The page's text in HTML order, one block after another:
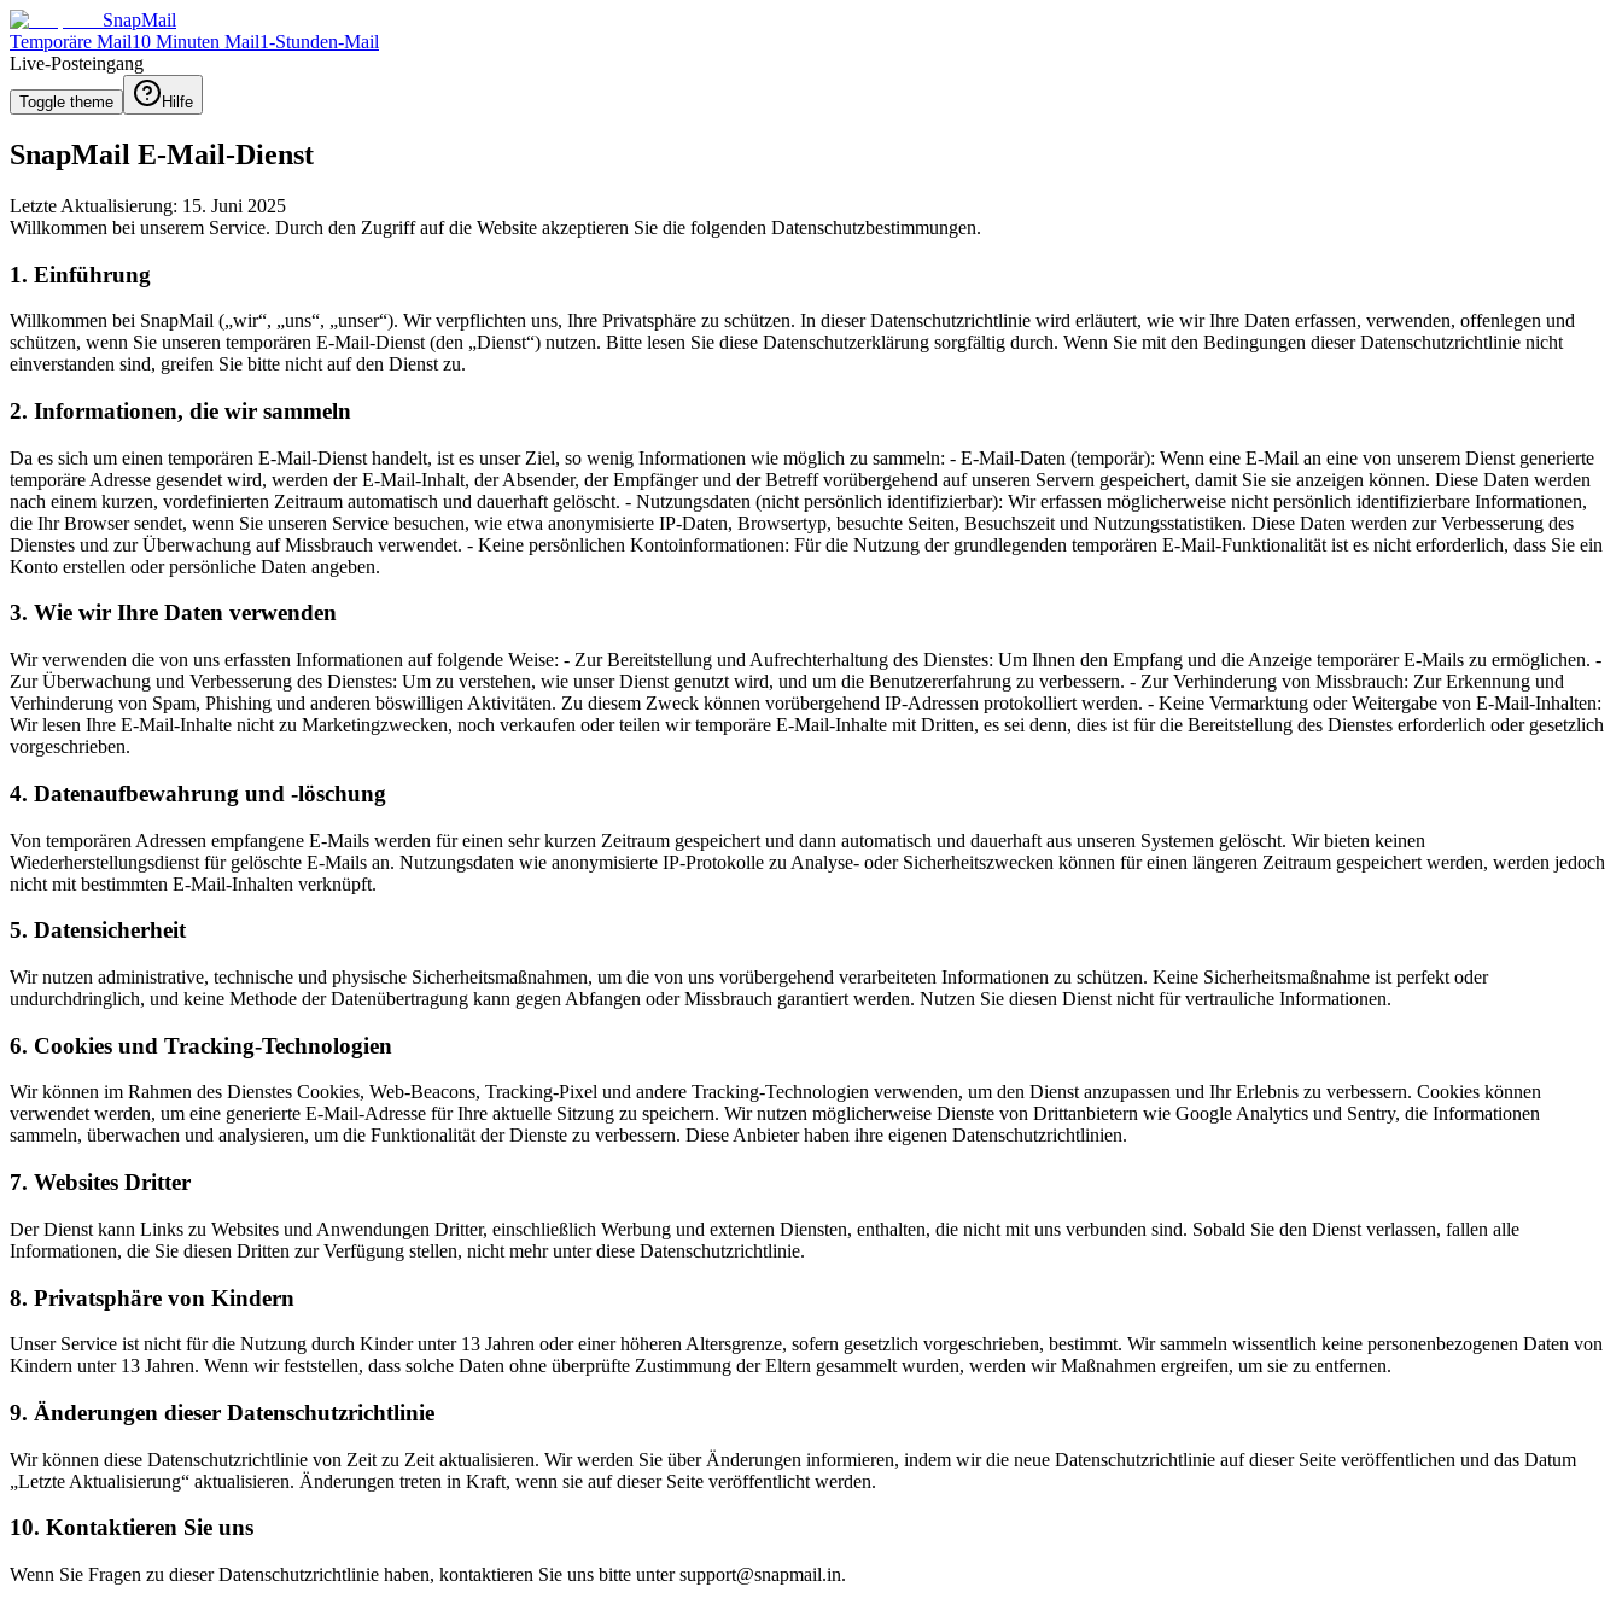
SnapMail
Temporäre Mail10 Minuten Mail1-Stunden-Mail
Live-Posteingang
Toggle theme Hilfe
SnapMail E-Mail-Dienst
Letzte Aktualisierung: 15. Juni 2025
Willkommen bei unserem Service. Durch den Zugriff auf die Website akzeptieren Sie die folgenden Datenschutzbestimmungen.
1. Einführung
Willkommen bei SnapMail („wir“, „uns“, „unser“). Wir verpflichten uns, Ihre Privatsphäre zu schützen. In dieser Datenschutzrichtlinie wird erläutert, wie wir Ihre Daten erfassen, verwenden, offenlegen und
schützen, wenn Sie unseren temporären E-Mail-Dienst (den „Dienst“) nutzen. Bitte lesen Sie diese Datenschutzerklärung sorgfältig durch. Wenn Sie mit den Bedingungen dieser Datenschutzrichtlinie nicht
einverstanden sind, greifen Sie bitte nicht auf den Dienst zu.
2. Informationen, die wir sammeln
Da es sich um einen temporären E-Mail-Dienst handelt, ist es unser Ziel, so wenig Informationen wie möglich zu sammeln: - E-Mail-Daten (temporär): Wenn eine E-Mail an eine von unserem Dienst generierte
temporäre Adresse gesendet wird, werden der E-Mail-Inhalt, der Absender, der Empfänger und der Betreff vorübergehend auf unseren Servern gespeichert, damit Sie sie anzeigen können. Diese Daten werden
nach einem kurzen, vordefinierten Zeitraum automatisch und dauerhaft gelöscht. - Nutzungsdaten (nicht persönlich identifizierbar): Wir erfassen möglicherweise nicht persönlich identifizierbare Informationen,
die Ihr Browser sendet, wenn Sie unseren Service besuchen, wie etwa anonymisierte IP-Daten, Browsertyp, besuchte Seiten, Besuchszeit und Nutzungsstatistiken. Diese Daten werden zur Verbesserung des
Dienstes und zur Überwachung auf Missbrauch verwendet. - Keine persönlichen Kontoinformationen: Für die Nutzung der grundlegenden temporären E-Mail-Funktionalität ist es nicht erforderlich, dass Sie ein
Konto erstellen oder persönliche Daten angeben.
3. Wie wir Ihre Daten verwenden
Wir verwenden die von uns erfassten Informationen auf folgende Weise: - Zur Bereitstellung und Aufrechterhaltung des Dienstes: Um Ihnen den Empfang und die Anzeige temporärer E-Mails zu ermöglichen. -
Zur Überwachung und Verbesserung des Dienstes: Um zu verstehen, wie unser Dienst genutzt wird, und um die Benutzererfahrung zu verbessern. - Zur Verhinderung von Missbrauch: Zur Erkennung und
Verhinderung von Spam, Phishing und anderen böswilligen Aktivitäten. Zu diesem Zweck können vorübergehend IP-Adressen protokolliert werden. - Keine Vermarktung oder Weitergabe von E-Mail-Inhalten:
Wir lesen Ihre E-Mail-Inhalte nicht zu Marketingzwecken, noch verkaufen oder teilen wir temporäre E-Mail-Inhalte mit Dritten, es sei denn, dies ist für die Bereitstellung des Dienstes erforderlich oder gesetzlich
vorgeschrieben.
4. Datenaufbewahrung und -löschung
Von temporären Adressen empfangene E-Mails werden für einen sehr kurzen Zeitraum gespeichert und dann automatisch und dauerhaft aus unseren Systemen gelöscht. Wir bieten keinen
Wiederherstellungsdienst für gelöschte E-Mails an. Nutzungsdaten wie anonymisierte IP-Protokolle zu Analyse- oder Sicherheitszwecken können für einen längeren Zeitraum gespeichert werden, werden jedoch
nicht mit bestimmten E-Mail-Inhalten verknüpft.
5. Datensicherheit
Wir nutzen administrative, technische und physische Sicherheitsmaßnahmen, um die von uns vorübergehend verarbeiteten Informationen zu schützen. Keine Sicherheitsmaßnahme ist perfekt oder
undurchdringlich, und keine Methode der Datenübertragung kann gegen Abfangen oder Missbrauch garantiert werden. Nutzen Sie diesen Dienst nicht für vertrauliche Informationen.
6. Cookies und Tracking-Technologien
Wir können im Rahmen des Dienstes Cookies, Web-Beacons, Tracking-Pixel und andere Tracking-Technologien verwenden, um den Dienst anzupassen und Ihr Erlebnis zu verbessern. Cookies können
verwendet werden, um eine generierte E-Mail-Adresse für Ihre aktuelle Sitzung zu speichern. Wir nutzen möglicherweise Dienste von Drittanbietern wie Google Analytics und Sentry, die Informationen
sammeln, überwachen und analysieren, um die Funktionalität der Dienste zu verbessern. Diese Anbieter haben ihre eigenen Datenschutzrichtlinien.
7. Websites Dritter
Der Dienst kann Links zu Websites und Anwendungen Dritter, einschließlich Werbung und externen Diensten, enthalten, die nicht mit uns verbunden sind. Sobald Sie den Dienst verlassen, fallen alle
Informationen, die Sie diesen Dritten zur Verfügung stellen, nicht mehr unter diese Datenschutzrichtlinie.
8. Privatsphäre von Kindern
Unser Service ist nicht für die Nutzung durch Kinder unter 13 Jahren oder einer höheren Altersgrenze, sofern gesetzlich vorgeschrieben, bestimmt. Wir sammeln wissentlich keine personenbezogenen Daten von
Kindern unter 13 Jahren. Wenn wir feststellen, dass solche Daten ohne überprüfte Zustimmung der Eltern gesammelt wurden, werden wir Maßnahmen ergreifen, um sie zu entfernen.
9. Änderungen dieser Datenschutzrichtlinie
Wir können diese Datenschutzrichtlinie von Zeit zu Zeit aktualisieren. Wir werden Sie über Änderungen informieren, indem wir die neue Datenschutzrichtlinie auf dieser Seite veröffentlichen und das Datum
„Letzte Aktualisierung“ aktualisieren. Änderungen treten in Kraft, wenn sie auf dieser Seite veröffentlicht werden.
10. Kontaktieren Sie uns
Wenn Sie Fragen zu dieser Datenschutzrichtlinie haben, kontaktieren Sie uns bitte unter support@snapmail.in.